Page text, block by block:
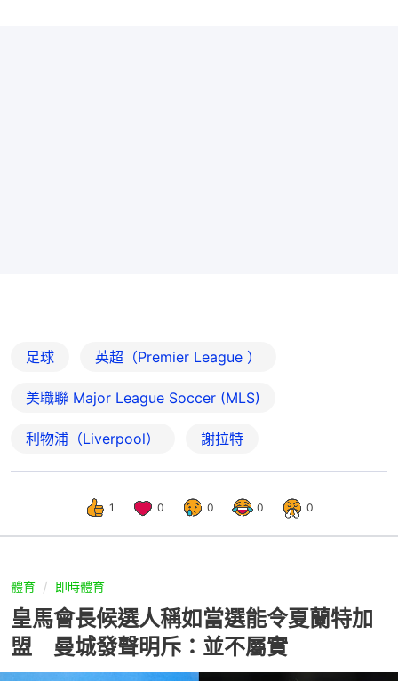
足球 英超（Premier League ）
美職聯 Major League Soccer (MLS)
利物浦（Liverpool） 謝拉特
1 0 0 0 0
體育 即時體育
皇馬會長候選人稱如當選能令夏蘭特加
盟 曼城發聲明斥：並不屬實